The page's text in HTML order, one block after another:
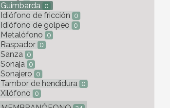
Guimbarda 0
Idiófono de fricción 0
Idiófono de golpeo 0
Metalófono 0
Raspador 0
Sanza 0
Sonaja 0
Sonajero 0
Tambor de hendidura 0
Xilófono 0